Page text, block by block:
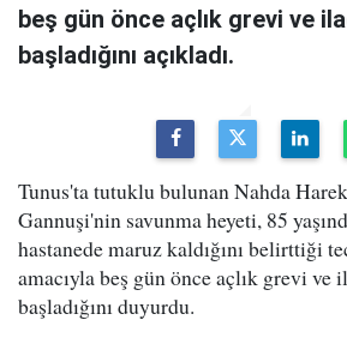
beş gün önce açlık grevi ve
başladığını açıkladı.
Tunus'ta tutuklu bulunan Nahda
Gannuşi'nin savunma heyeti, 85
hastanede maruz kaldığını belirttiği
amacıyla beş gün önce açlık grevi ve
başladığını duyurdu.